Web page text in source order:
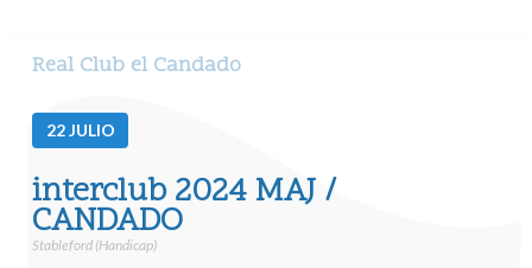
Real Club el Candado
22JULIO
interclub 2024 MAJ /
CANDADO
Stableford (Handicap)